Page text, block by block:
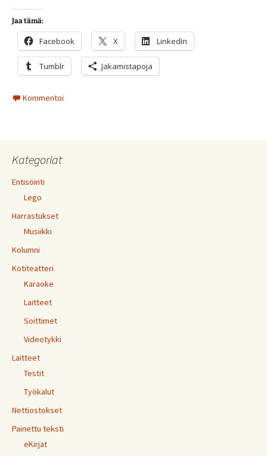
Jaa tämä:
Facebook X LinkedIn
Tumblr Jakamistapoja
Kommentoi
Kategoriat
Entisöinti
Lego
Harrastukset
Musiikki
Kolumni
Kotiteatteri
Karaoke
Laitteet
Soittimet
Videotykki
Laitteet
Testit
Työkalut
Nettiostokset
Painettu teksti
eKirjat